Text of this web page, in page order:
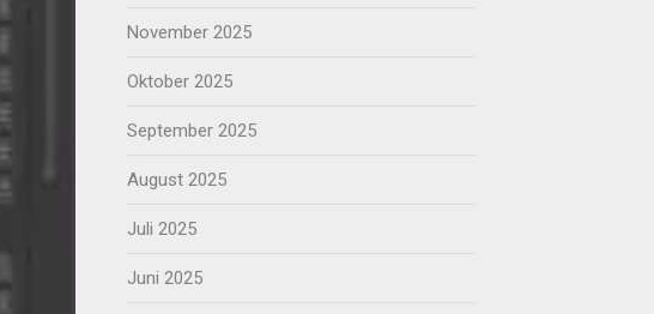
November 2025
Oktober 2025
September 2025
August 2025
Juli 2025
Juni 2025